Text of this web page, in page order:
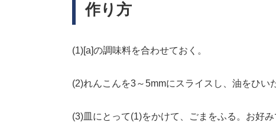
作り方
(1)[a]の調味料を合わせておく。
(2)れんこんを3～5mmにスライスし、油をひい
(3)皿にとって(1)をかけて、ごまをふる。お好み